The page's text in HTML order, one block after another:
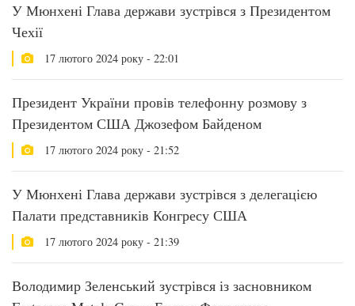
У Мюнхені Глава держави зустрівся з Президентом
Чехії
17 лютого 2024 року - 22:01
Президент України провів телефонну розмову з
Президентом США Джозефом Байденом
17 лютого 2024 року - 21:52
У Мюнхені Глава держави зустрівся з делегацією
Палати представників Конгресу США
17 лютого 2024 року - 21:39
Володимир Зеленський зустрівся із засновником